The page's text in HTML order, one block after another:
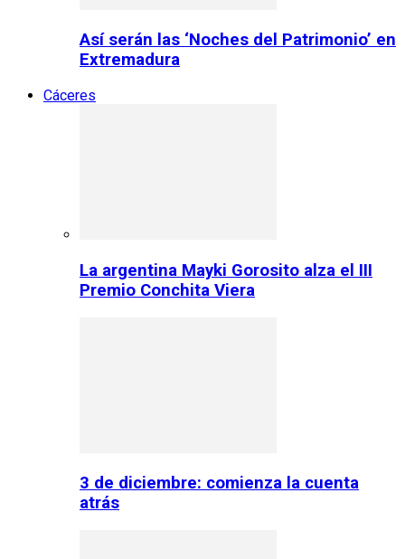
Así serán las ‘Noches del Patrimonio’ en
Extremadura
Cáceres
La argentina Mayki Gorosito alza el III
Premio Conchita Viera
3 de diciembre: comienza la cuenta
atrás